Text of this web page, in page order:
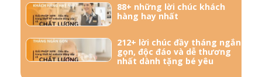
88+ những lời chúc khách
hàng hay nhất
212+ lời chúc đầy tháng ngắn
gọn, độc đáo và dễ thương
nhất dành tặng bé yêu